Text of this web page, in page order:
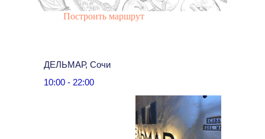
Построить маршрут
10:00 - 22:00
ДЕЛЬМАР, Сочи